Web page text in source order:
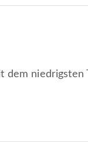
dem niedrigsten